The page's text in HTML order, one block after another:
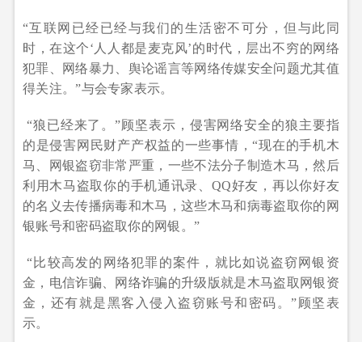
“互联网已经已经与我们的生活密不可分，但与此同
时，在这个‘人人都是麦克风’的时代，层出不穷的网络
犯罪、网络暴力、舆论谣言等网络传媒安全问题尤其值
得关注。”与会专家表示。
“狼已经来了。”顾坚表示，侵害网络安全的狼主要指
的是侵害网民财产产权益的一些事情，“现在的手机木
马、网银盗窃非常严重，一些不法分子制造木马，然后
利用木马盗取你的手机通讯录、QQ好友，再以你好友
的名义去传播病毒和木马，这些木马和病毒盗取你的网
银账号和密码盗取你的网银。”
“比较高发的网络犯罪的案件，就比如说盗窃网银资
金，电信诈骗、网络诈骗的升级版就是木马盗取网银资
金，还有就是黑客入侵入盗窃账号和密码。”顾坚表
示。